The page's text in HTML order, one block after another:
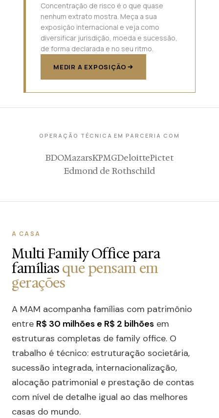
Concentração de risco é o que quase
nenhum extrato mostra. Meça a sua
exposição internacional e veja como
diversificar jurisdição, moeda e sucessão,
de forma declarada e no seu ritmo.
MEDIR A EXPOSIÇÃO
OPERAÇÃO TÉCNICA EM PARCERIA COM
BDOMazarsKPMGDeloittePictet
Edmond de Rothschild
A CASA
Multi Family Office para
famíliasque pensam em
gerações
A MAM acompanha famílias com patrimônio
entre R$ 30 milhões e R$ 2 bilhões em
estruturas completas de family office. O
trabalho é técnico: estruturação societária,
sucessão integrada, internacionalização,
alocação patrimonial e prestação de contas
com nível de detalhe igual ao das melhores
casas do mundo.